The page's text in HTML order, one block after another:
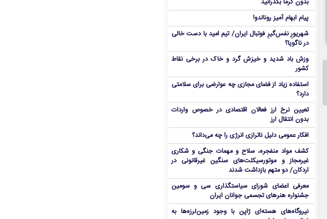
بدون گرما بگذرانید
پیام ابهام آمیز رونالدو!
شهریورِ نفس‌گیرِ فوتبال ایران/ تیم امید با دست خالی
در ناگویا؟
وزش باد شدید و خیزش گرد و خاک در برخی نقاط
کشور
استفاده زیاد از فضای مجازی چه عوارضی برای سلامتی
دارد؟
تعیین نرخ ارز فعالان اقتصادی در خصوص واردات
بدون انتقال ارز
افکار عمومی دلیل ناترازی انرژی را چه می‌داند؟
کشف مواد منفجره، سلاح و مهمات جنگی و شکاری
غیرمجاز و موتورسیکلت‌های سنگین غیرقانونی در
اردکان/ دو متهم بازداشت شدند
معرفی اعضای شورای سیاستگذاری سی و سومین
جشنواره هنرهای تجسمی جوانان ایران
نیروگاه‌های هسته‌ای ژاپن با وجود زمین‌لرزه‌ها به